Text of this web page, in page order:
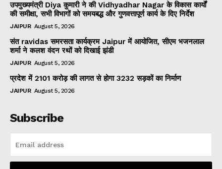
उपमुख्यमंत्री Diya कुमारी ने की Vidhyadhar Nagar के विकास कार्यों
की समीक्षा, सभी विभागों को समयबद्ध और गुणवत्तापूर्ण कार्य के दिए निर्देश
JAIPUR August 5, 2026
संत ravidas समरसता कार्यक्रम Jaipur में आयोजित, सीएम भजनलाल
शर्मा ने कलश वंदन रथों को दिखाई झंडी
JAIPUR August 5, 2026
प्रदेश में 2101 करोड़ की लागत से होगा 3232 सड़कों का निर्माण
JAIPUR August 5, 2026
Subscribe